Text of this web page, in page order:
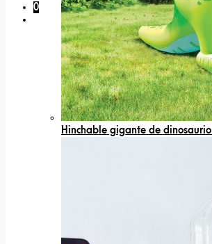
0
Hinchable gigante de dinosaurio